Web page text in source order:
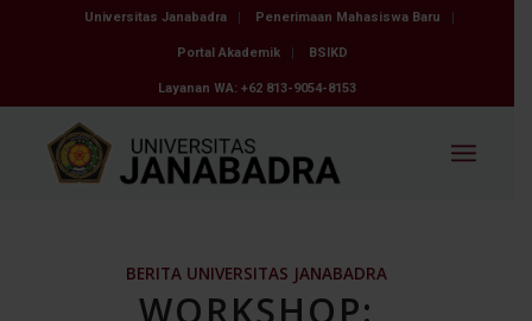
Universitas Janabadra Penerimaan Mahasiswa Baru
Portal Akademik BSIKD
Layanan WA: +62 813-9054-8153
BERITA UNIVERSITAS JANABADRA
WORKSHOP: